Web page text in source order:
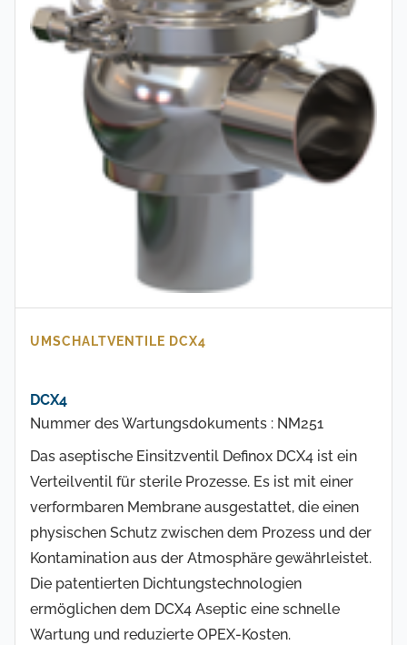
UMSCHALTVENTILE DCX4
DCX4
Nummer des Wartungsdokuments : NM251
Das aseptische Einsitzventil Definox DCX4 ist ein
Verteilventil für sterile Prozesse. Es ist mit einer
verformbaren Membrane ausgestattet, die einen
physischen Schutz zwischen dem Prozess und der
Kontamination aus der Atmosphäre gewährleistet.
Die patentierten Dichtungstechnologien
ermöglichen dem DCX4 Aseptic eine schnelle
Wartung und reduzierte OPEX-Kosten.